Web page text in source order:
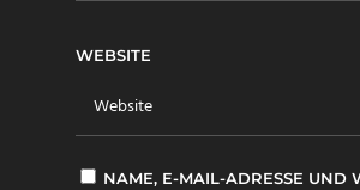
WEBSITE
NAME, E-MAIL-ADRESSE UND